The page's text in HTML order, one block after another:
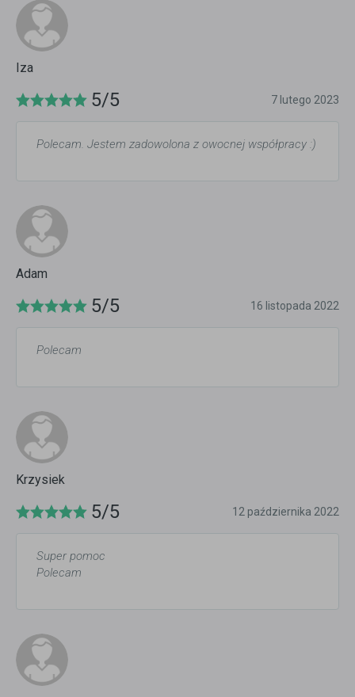
Iza
5/5 7 lutego 2023
Polecam. Jestem zadowolona z owocnej współpracy :)
Adam
5/5 16 listopada 2022
Polecam
Krzysiek
5/5 12 października 2022
Super pomoc
Polecam